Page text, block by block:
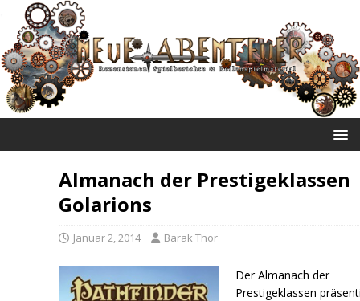
Almanach der Prestigeklassen
Golarions
Januar 2, 2014 Barak Thor
Der Almanach der
Prestigeklassen